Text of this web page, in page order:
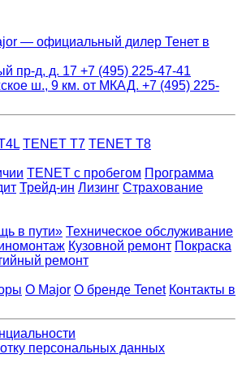
— официальный дилер Тенет в
пр-д, д. 17 +7 (495) 225-47-41
ш., 9 км. от МКАД. +7 (495) 225-
TENET T7 TENET T8
TENET с пробегом Программа
Трейд-ин Лизинг Страхование
в пути» Техническое обслуживание
Кузовной ремонт Покраска
ремонт
О Major О бренде Tenet Контакты в
персональных данных